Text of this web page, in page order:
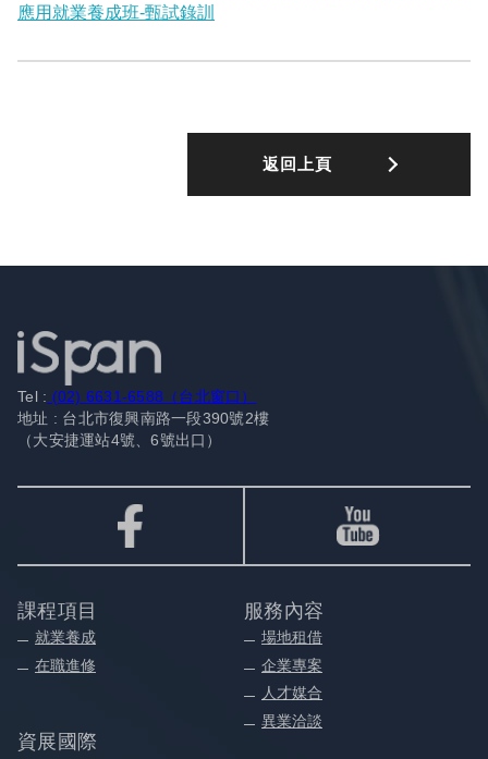
應用就業養成班-甄試錄訓
返回上頁
Tel : (02) 6631-6588（台北窗口）
地址 : 台北市復興南路一段390號2樓
（大安捷運站4號、6號出口）
課程項目
就業養成
在職進修
服務內容
場地租借
企業專案
人才媒合
異業洽談
資展國際